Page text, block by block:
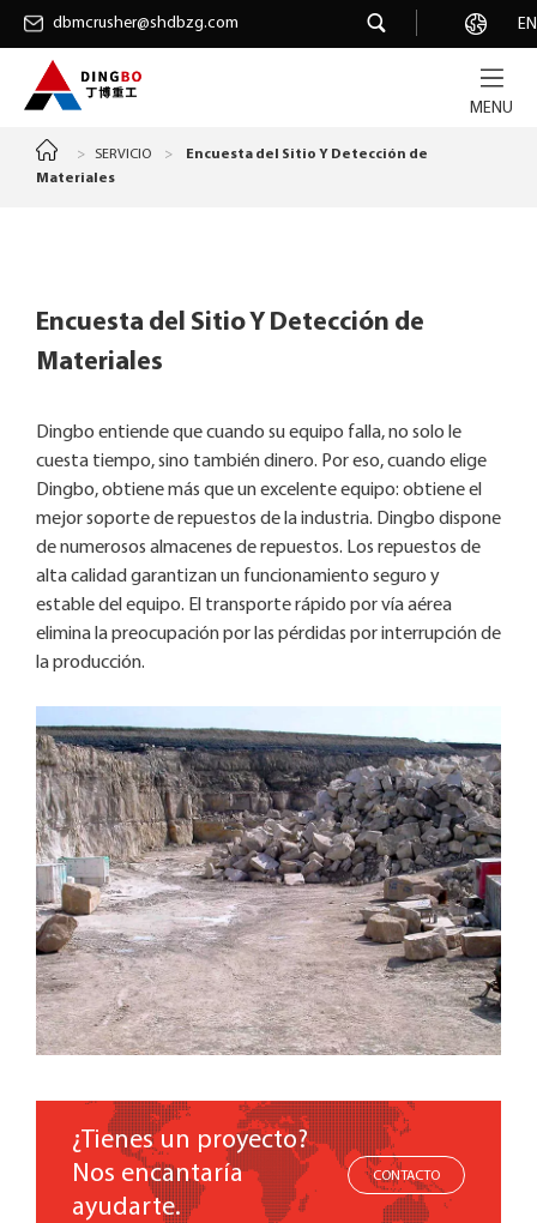
EN
dbmcrusher@shdbzg.com
MENU
dbmcrusher@shdbzg.com Carrera
> SERVICIO >
Encuesta del Sitio Y Detección de
Materiales
Encuesta del Sitio Y Detección de
Materiales
Dingbo entiende que cuando su equipo falla, no solo le
cuesta tiempo, sino también dinero. Por eso, cuando elige
Dingbo, obtiene más que un excelente equipo: obtiene el
mejor soporte de repuestos de la industria. Dingbo dispone
de numerosos almacenes de repuestos. Los repuestos de
alta calidad garantizan un funcionamiento seguro y
estable del equipo. El transporte rápido por vía aérea
elimina la preocupación por las pérdidas por interrupción de
la producción.
¿Tienes un proyecto?
Nos encantaría
ayudarte.
CONTACTO